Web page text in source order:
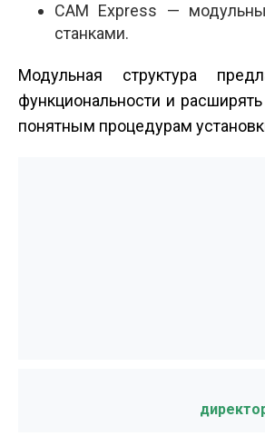
CAM Express —
станками.
Модульная структура
функциональности и
понятным процедурам